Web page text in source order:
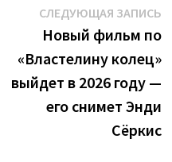
СЛЕДУЮЩАЯ ЗАПИСЬ
Новый фильм по
«Властелину колец»
выйдет в 2026 году —
его снимет Энди
Сёркис